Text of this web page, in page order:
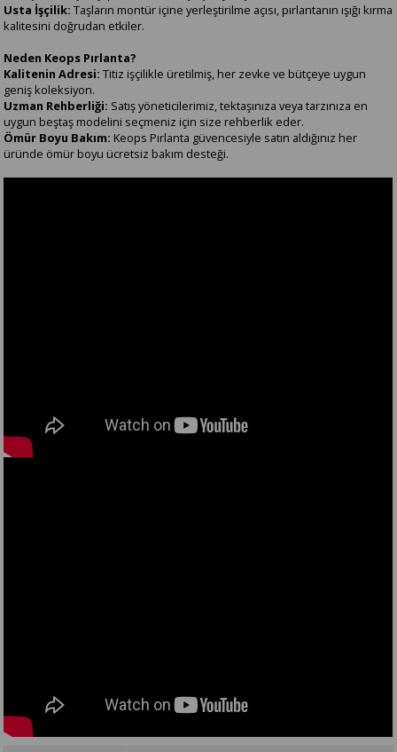
Usta İşçilik: Taşların montür içine yerleştirilme açısı, pırlantanın ışığı kırma
kalitesini doğrudan etkiler.
Neden Keops Pırlanta?
Kalitenin Adresi: Titiz işçilikle üretilmiş, her zevke ve bütçeye uygun
geniş koleksiyon.
Uzman Rehberliği: Satış yöneticilerimiz, tektaşınıza veya tarzınıza en
uygun beştaş modelini seçmeniz için size rehberlik eder.
Ömür Boyu Bakım: Keops Pırlanta güvencesiyle satın aldığınız her
üründe ömür boyu ücretsiz bakım desteği.